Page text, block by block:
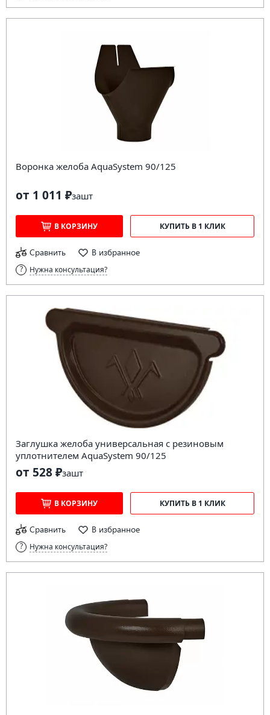
Воронка желоба AquaSystem 90/125
от 1 011 ₽зашт
В КОРЗИНУ КУПИТЬ В 1 КЛИК
Сравнить В избранное
Нужна консультация?
Заглушка желоба универсальная с резиновым
уплотнителем AquaSystem 90/125
от 528 ₽зашт
В КОРЗИНУ КУПИТЬ В 1 КЛИК
Сравнить В избранное
Нужна консультация?